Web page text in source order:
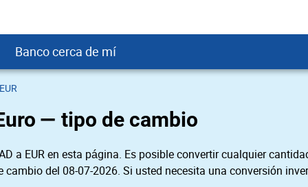
crediticio
Banco cerca de mí
de Mí
Cerca de Mí
de Mí
Cerca de Mí
— tipo de cambio
a EUR en esta página. Es posible convertir cualquier
del 08-07-2026. Si usted necesita una conversión